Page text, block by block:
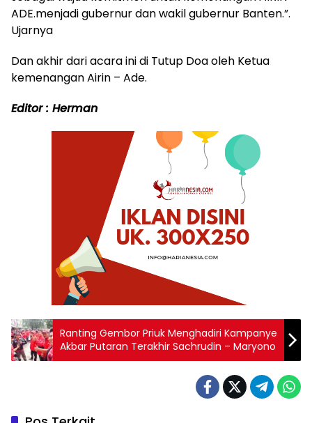
ADE.menjadi gubernur dan wakil gubernur Banten.”.
Ujarnya
Dan akhir dari acara ini di Tutup Doa oleh Ketua
kemenangan Airin – Ade.
Editor : Herman
Ranting Gembor Priuk Menghadiri Kampanye
Akbar Putaran Terakhir Sachrudin – Maryono